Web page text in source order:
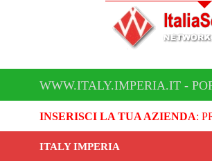
WWW.ITALY.IMPERIA.IT -
INSERISCI LA TUA AZIENDA:
ITALY IMPERIA